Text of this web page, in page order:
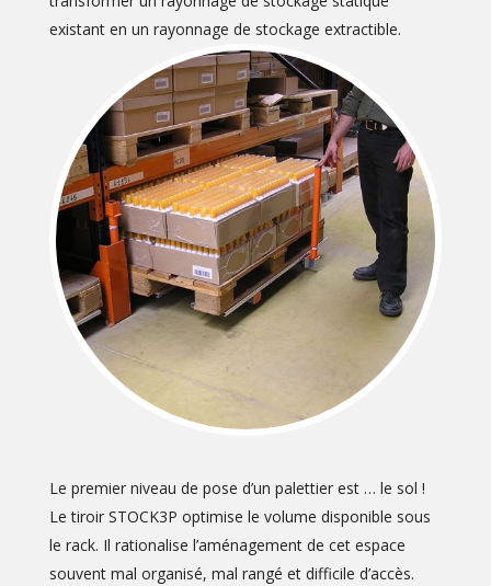
existant en un rayonnage de stockage extractible.
Le premier niveau de pose d’un palettier est … le sol !
Le tiroir STOCK3P optimise le volume disponible sous
le rack. Il rationalise l’aménagement de cet espace
souvent mal organisé, mal rangé et difficile d’accès.